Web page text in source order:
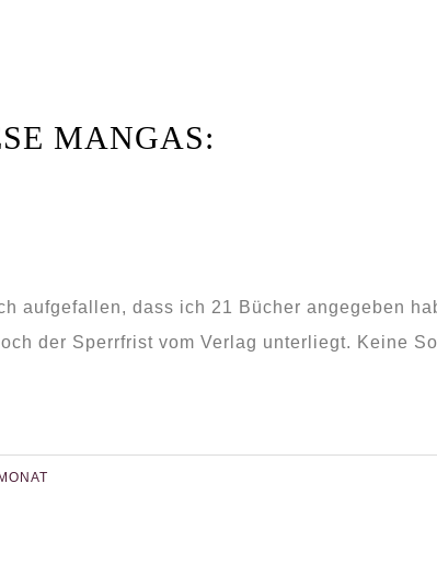
MANGAS:
aufgefallen, dass ich 21 Bücher angegeben
der Sperrfrist vom Verlag unterliegt. Keine